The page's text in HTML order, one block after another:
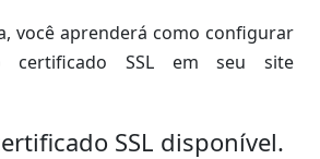
você aprenderá como configurar
certificado SSL em seu site
SSL disponível.